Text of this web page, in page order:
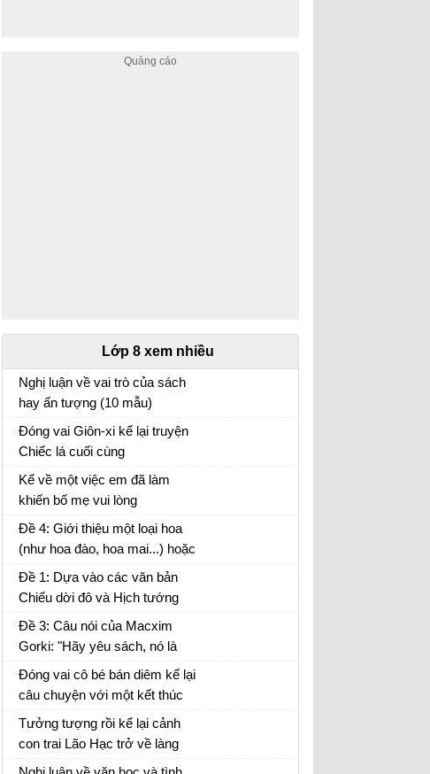
Lớp 8 xem nhiều
Nghị luận về vai trò của sách
hay ấn tượng (10 mẫu)
Đóng vai Giôn-xi kể lại truyện
Chiếc lá cuối cùng
Vào vai Giôn-xi kể lại câu chuyện Chiếc lá cuối
cùng
Kể về một việc em đã làm
khiến bố mẹ vui lòng
Bài viết số 2 lớp 8 đề 3
Đề 4: Giới thiệu một loại hoa
(như hoa đào, hoa mai...) hoặc
một loại cây (như cây chuối,
cây na...)
Đề 1: Dựa vào các văn bản
Chiếu dời đô và Hịch tướng
sĩ, hãy nêu suy nghĩ của em
về vai trò của người lãnh đạo
anh minh...
Đề 3: Câu nói của Macxim
Gorki: "Hãy yêu sách, nó là
nguồn kiến thức, chỉ có kiến
thức là con đường sống" gợi
cho em suy nghĩ gì?
Đóng vai cô bé bán diêm kể lại
câu chuyện với một kết thúc
mới
Đóng vai cô bé bán diêm kể lại câu chuyện về
cuộc đời mình với các kết thúc khác nhau
Tưởng tượng rồi kể lại cảnh
con trai Lão Hạc trở về làng
và thăm mộ cha
Hãy tưởng tượng mình là con trai Lão Hạc để